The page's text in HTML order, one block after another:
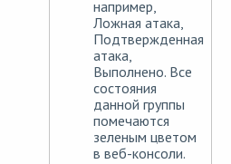
например,
Ложная атака,
Подтвержденная
атака,
Выполнено. Все
состояния
данной группы
помечаются
зеленым цветом
в веб-консоли.